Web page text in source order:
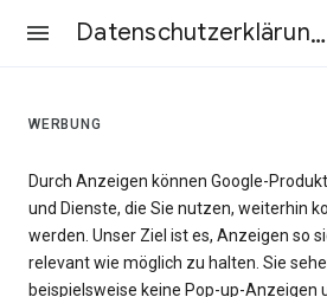
Datenschutzerklärung & Nutzungsbedingungen
WERBUNG
Durch Anzeigen können Google-
und Dienste, die Sie nutzen, weiterhin
werden. Unser Ziel ist es, Anzeigen so
relevant wie möglich zu halten. Sie
beispielsweise keine Pop-up-Anzeigen